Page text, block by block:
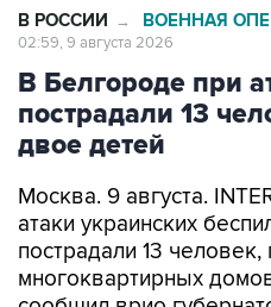
В РОССИИ → ВОЕННАЯ
02:59, 9 августа 2026
В Белгороде при
пострадали 13
двое детей
Москва. 9 августа.
атаки украинских
пострадали 13
многоквартирных